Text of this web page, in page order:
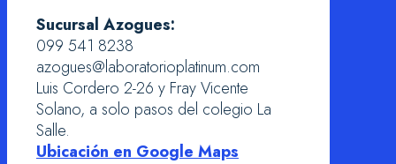
Sucursal Azogues:
099 541 8238
azogues@laboratorioplatinum.com
Luis Cordero 2-26 y Fray Vicente
Solano, a solo pasos del colegio La
Salle.
Ubicación en Google Maps